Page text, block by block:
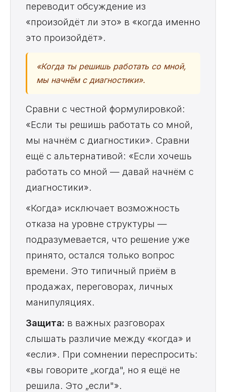
переводит обсуждение из
«произойдёт ли это» в «когда именно
это произойдёт».
«Когда ты решишь работать со мной,
мы начнём с диагностики».
Сравни с честной формулировкой:
«Если ты решишь работать со мной,
мы начнём с диагностики». Сравни
ещё с альтернативой: «Если хочешь
работать со мной — давай начнём с
диагностики».
«Когда» исключает возможность
отказа на уровне структуры —
подразумевается, что решение уже
принято, остался только вопрос
времени. Это типичный приём в
продажах, переговорах, личных
манипуляциях.
Защита: в важных разговорах
слышать различие между «когда» и
«если». При сомнении переспросить:
«вы говорите „когда", но я ещё не
решила. Это „если"».